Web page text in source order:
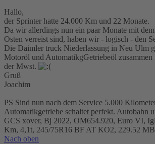
Hallo,
der Sprinter hatte 24.000 Km und 22 Monate.
Da wir allerdings nun ein paar Monate mit
Osten verreist sind, haben wir - logisch - den
Die Daimler truck Niederlassung in Neu Ulm
Motoröl und AutomatikgGetriebeöl
der Mwst.
Gruß
Joachim
PS Sind nun nach dem Service 5.000
Automatikgetriebe schaltet perfekt. Autobahn
GCS xover, Bj 2022, OM654.920, Euro VI,
Km, 4,1t, 245/75R16 BF AT KO2, 229.52 MB
Nach oben